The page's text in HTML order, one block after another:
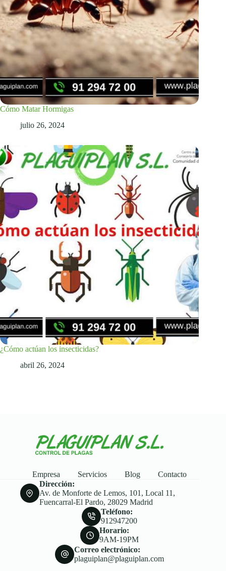
Cómo Matar Hormigas
julio 26, 2024
¿Cómo actúan los insecticidas?
abril 26, 2024
Empresa Servicios Blog
Contacto
Dirección:
Av. de Monforte de Lemos, 101, Local 11,
Fuencarral-El Pardo, 28029 Madrid
Teléfono:
912947200
Horario:
9AM-19PM
Correo electrónico:
plaguiplan@plaguiplan.com